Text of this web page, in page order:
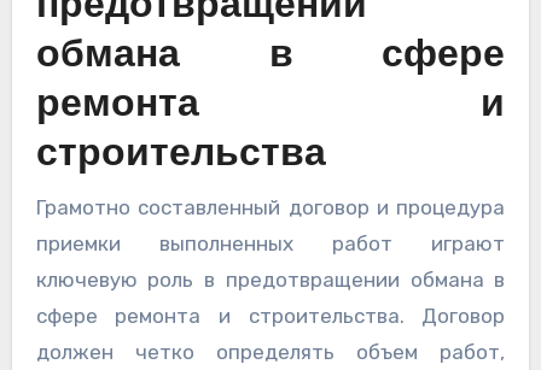
предотвращении
обмана в сфере
ремонта и
строительства
Грамотно составленный договор и процедура
приемки выполненных работ играют
ключевую роль в предотвращении обмана в
сфере ремонта и строительства. Договор
должен четко определять объем работ,